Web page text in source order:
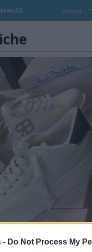
- Do Not Process My
Venerdi ,